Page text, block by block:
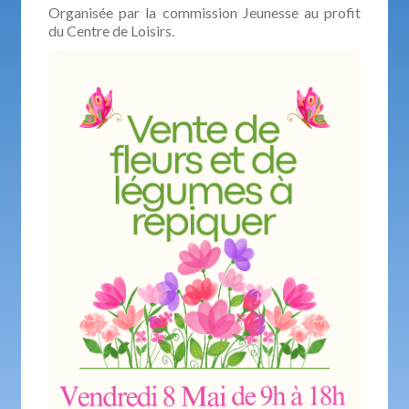
Organisée par la commission Jeunesse au profit
du Centre de Loisirs.